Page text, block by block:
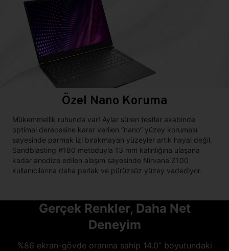
Özel Nano Koruma
Mükemmellik ruhunda var! Aylar süren testler akabinde
optimal derecesine karar verilen “nano” yüzey koruması
sayesinde parmak izi bırakmayan yüzeyler artık hayal değil.
Sandblasting #180 metoduyla 13 mm kalınlığına ulaşana
kadar anodize edilen alaşım sayesinde Nirvana Z100
kullanıcılarına daha parlak ve pürüzsüz yüzey vadediyor.
Gerçek Renkler, Daha Net
Deneyim
%86 ekran-gövde oranına sahip 14.0” boyutundaki